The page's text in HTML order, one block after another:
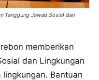
Tanggung Jawab Sosial dan
memberikan
dan Lingkungan
lingkungan. Bantuan